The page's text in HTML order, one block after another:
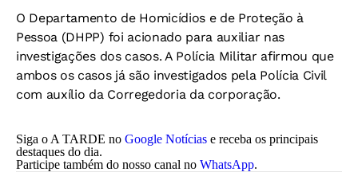
O Departamento de Homicídios e de Proteção à
Pessoa (DHPP) foi acionado para auxiliar nas
investigações dos casos. A Polícia Militar afirmou que
ambos os casos já são investigados pela Polícia Civil
com auxílio da Corregedoria da corporação.
Siga o A TARDE no Google Notícias e receba os principais
destaques do dia.
Participe também do nosso canal no WhatsApp.